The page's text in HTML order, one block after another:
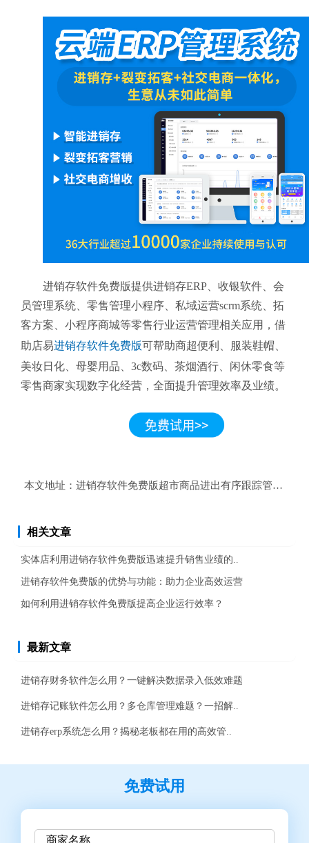
进销存软件免费版提供进销存ERP、收银软件、会
员管理系统、零售管理小程序、私域运营scrm系统、拓
客方案、小程序商城等零售行业运营管理相关应用，借
助店易进销存软件免费版可帮助商超便利、服装鞋帽、
美妆日化、母婴用品、3c数码、茶烟酒行、闲休零食等
零售商家实现数字化经营，全面提升管理效率及业绩。
本文地址： 进销存软件免费版超市商品进出有序跟踪管理？
相关文章
实体店利用进销存软件免费版迅速提升销售业绩的..
进销存软件免费版的优势与功能：助力企业高效运营
如何利用进销存软件免费版提高企业运行效率？
最新文章
进销存财务软件怎么用？一键解决数据录入低效难题
进销存记账软件怎么用？多仓库管理难题？一招解..
进销存erp系统怎么用？揭秘老板都在用的高效管..
免费试用